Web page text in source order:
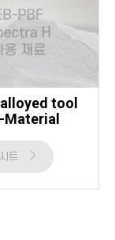
tool
Material
트